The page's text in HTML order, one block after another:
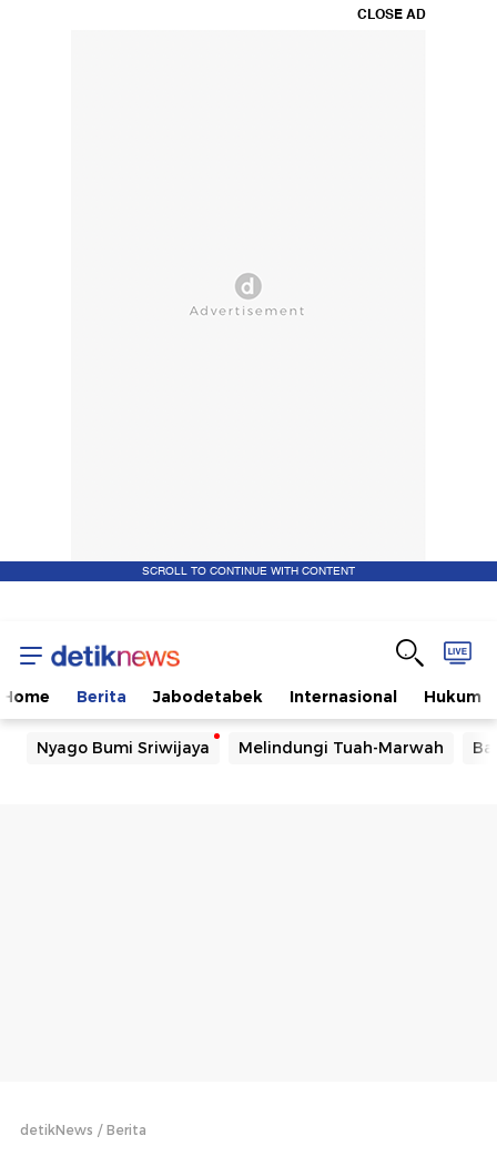
CLOSE AD
SCROLL TO CONTINUE WITH CONTENT
Home Berita Jabodetabek Internasional Hukum
Nyago Bumi Sriwijaya Melindungi Tuah-Marwah
detikNews Berita